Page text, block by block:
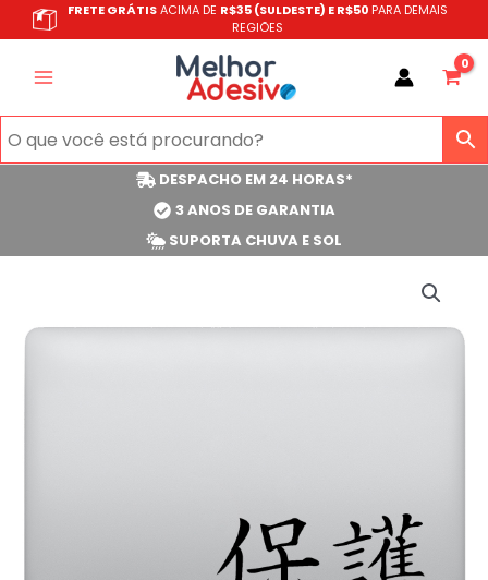
para
FRETE GRÁTISACIMA DE R$35 (SULDESTE) E R$50 PARA DEMAIS
REGIÕES
DESPACHO EM 24 HORAS*
3 ANOS DE GARANTIA
SUPORTA CHUVA E SOL